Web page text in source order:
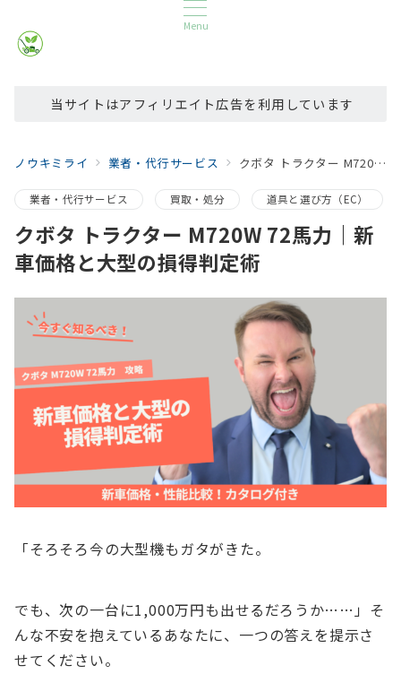
Menu
当サイトはアフィリエイト広告を利用しています
ノウキミライ 業者・代行サービス クボタ トラクター M720W 72馬力｜新車価格と大型の損得判定術
業者・代行サービス 買取・処分 道具と選び方（EC）
クボタ トラクター M720W 72馬力｜新
車価格と大型の損得判定術
「そろそろ今の大型機もガタがきた。
でも、次の一台に1,000万円も出せるだろうか……」そ
んな不安を抱えているあなたに、一つの答えを提示さ
せてください。